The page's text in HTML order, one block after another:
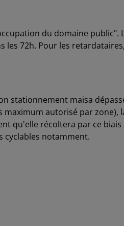
du domaine public".
72h. Pour les
stationnement maisa
autorisé par zone),
qu'elle récoltera par ce
cyclables notamment.